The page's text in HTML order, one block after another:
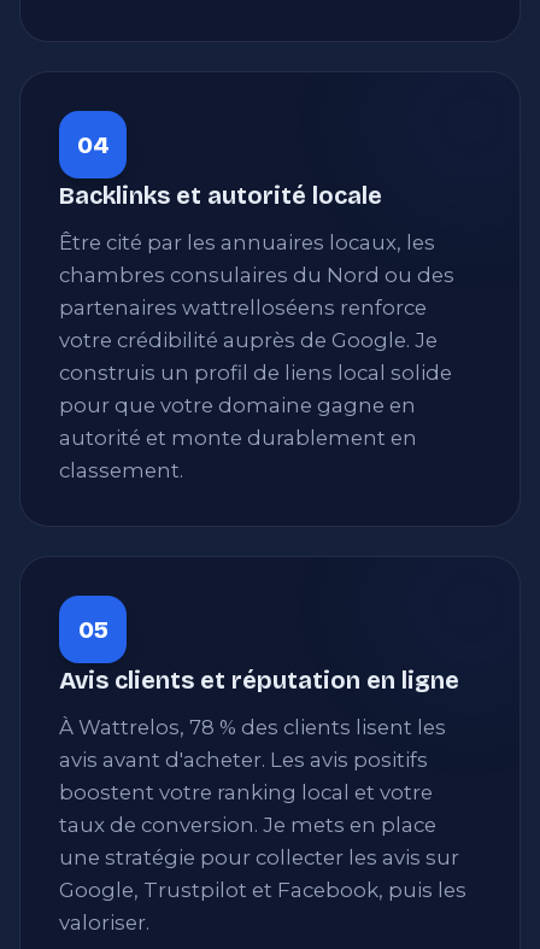
04
Backlinks et autorité locale
Être cité par les annuaires locaux, les
chambres consulaires du Nord ou des
partenaires wattrelloséens renforce
votre crédibilité auprès de Google. Je
construis un profil de liens local solide
pour que votre domaine gagne en
autorité et monte durablement en
classement.
05
Avis clients et réputation en ligne
À Wattrelos, 78 % des clients lisent les
avis avant d'acheter. Les avis positifs
boostent votre ranking local et votre
taux de conversion. Je mets en place
une stratégie pour collecter les avis sur
Google, Trustpilot et Facebook, puis les
valoriser.